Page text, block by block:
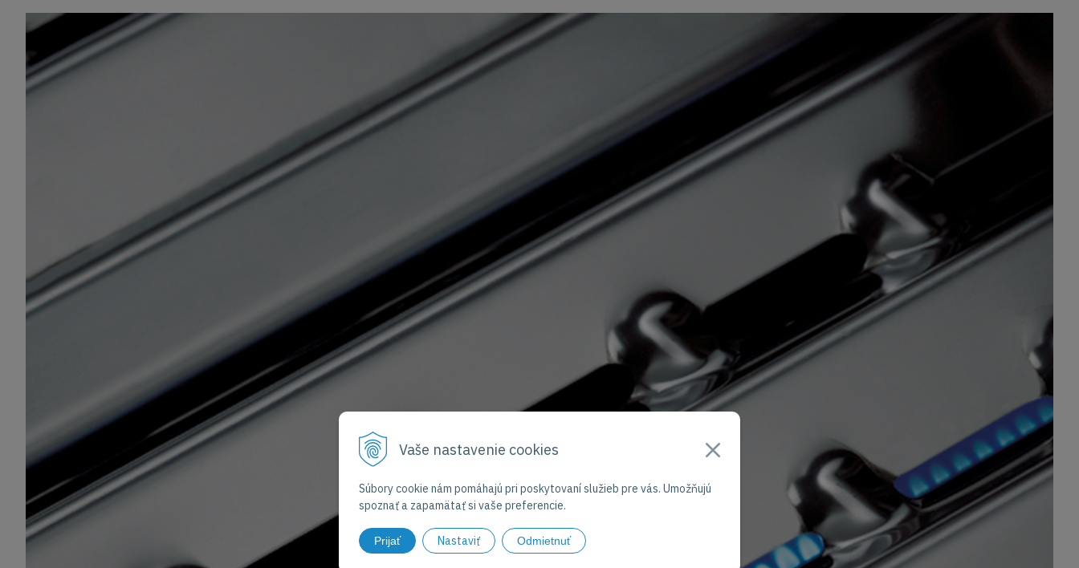
Vaše nastavenie cookies
Súbory cookie nám pomáhajú pri poskytovaní služieb pre vás. Umožňujú
spoznať a zapamätať si vaše preferencie.
Prijať Nastaviť Odmietnuť